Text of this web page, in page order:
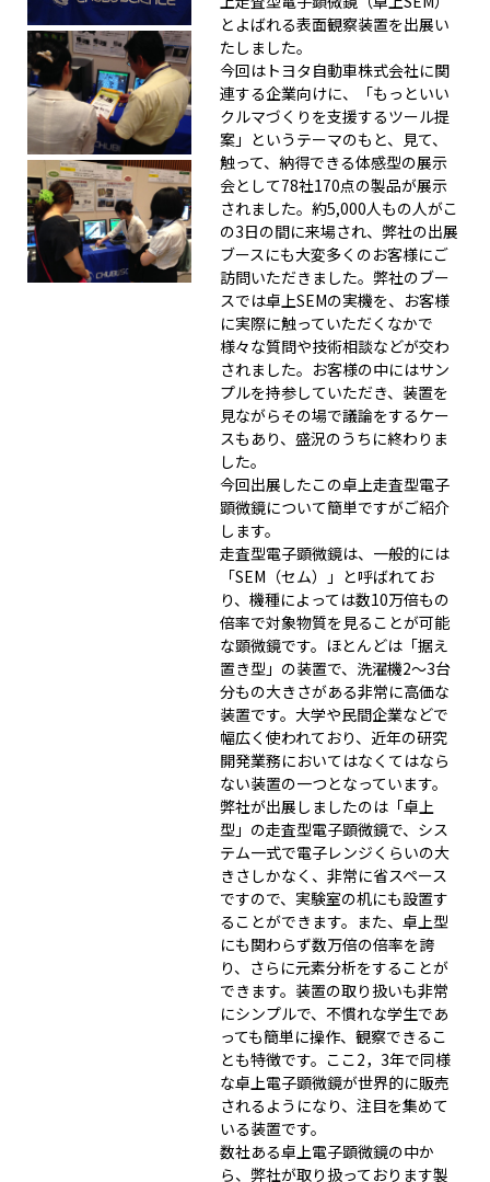
とよばれる表面観察装置を出展い
たしました。
今回はトヨタ自動車株式会社に関
連する企業向けに、「もっといい
クルマづくりを支援するツール提
案」というテーマのもと、見て、
触って、納得できる体感型の展示
会として78社170点の製品が展示
されました。約5,000人もの人がこ
の3日の間に来場され、弊社の出展
ブースにも大変多くのお客様にご
訪問いただきました。弊社のブー
スでは卓上SEMの実機を、お客様
に実際に触っていただくなかで
様々な質問や技術相談などが交わ
されました。お客様の中にはサン
プルを持参していただき、装置を
見ながらその場で議論をするケー
スもあり、盛況のうちに終わりま
した。
今回出展したこの卓上走査型電子
顕微鏡について簡単ですがご紹介
します。
走査型電子顕微鏡は、一般的には
「SEM（セム）」と呼ばれてお
り、機種によっては数10万倍もの
倍率で対象物質を見ることが可能
な顕微鏡です。ほとんどは「据え
置き型」の装置で、洗濯機2～3台
分もの大きさがある非常に高価な
装置です。大学や民間企業などで
幅広く使われており、近年の研究
開発業務においてはなくてはなら
ない装置の一つとなっています。
弊社が出展しましたのは「卓上
型」の走査型電子顕微鏡で、シス
テム一式で電子レンジくらいの大
きさしかなく、非常に省スペース
ですので、実験室の机にも設置す
ることができます。また、卓上型
にも関わらず数万倍の倍率を誇
り、さらに元素分析をすることが
できます。装置の取り扱いも非常
にシンプルで、不慣れな学生であ
っても簡単に操作、観察できるこ
とも特徴です。ここ2，3年で同様
な卓上電子顕微鏡が世界的に販売
されるようになり、注目を集めて
いる装置です。
数社ある卓上電子顕微鏡の中か
ら、弊社が取り扱っております製